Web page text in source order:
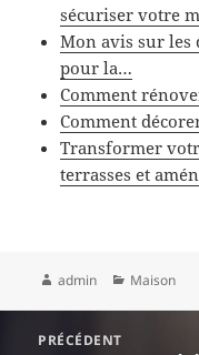
sécuriser votre
Mon avis sur les
pour la…
Comment
Comment
Transformer
terrasses et
Auteur
admin Catégories
Maison
PRÉCÉDENT